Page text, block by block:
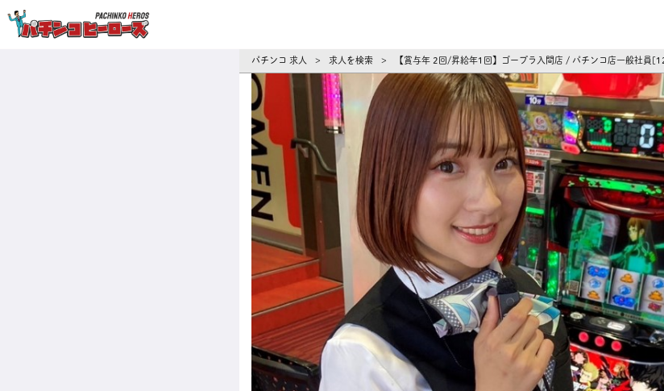
パチンコ 求人 > 求人を検索 > 【賞与年 2回/昇給年1回】ゴープラ入間店 / パチンコ店一般社員